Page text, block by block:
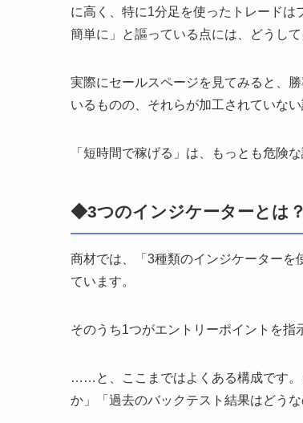
に高く、特に1分足を使ったトレード
簡単に」と謳っている点には、どうし
実際にセールスページを見てみると、
いるものの、それらが加工されていな
「短時間で稼げる」は、もっとも危険
◆3つのインジケーターとは
商材では、「3種類のインジケーター
ています。
そのうち1つがエントリーポイントを指
……と、ここまではよくある構成です。
か」「過去のバックテスト結果はどう